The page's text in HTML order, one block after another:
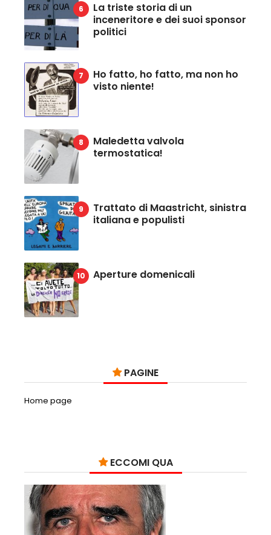
La triste storia di un
inceneritore e dei suoi sponsor
politici
Ho fatto, ho fatto, ma non ho
visto niente!
Maledetta valvola
termostatica!
Trattato di Maastricht, sinistra
italiana e populisti
Aperture domenicali
PAGINE
Home page
ECCOMI QUA